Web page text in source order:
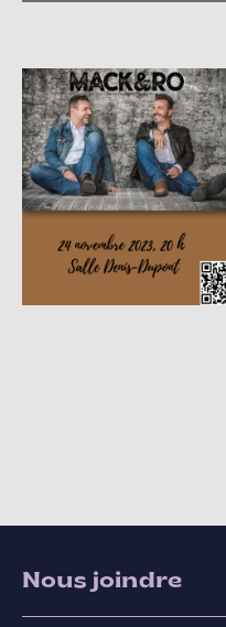
Nous joindre